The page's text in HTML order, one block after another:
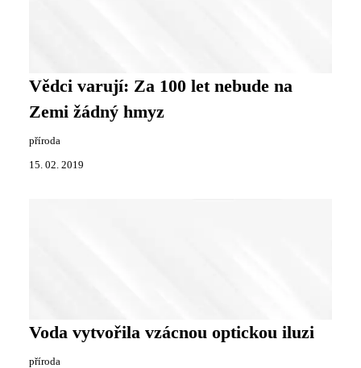
Vědci varují: Za 100 let nebude na
Zemi žádný hmyz
příroda
15. 02. 2019
Voda vytvořila vzácnou optickou iluzi
příroda